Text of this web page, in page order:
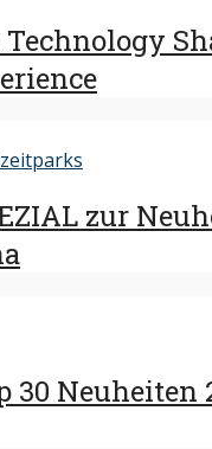
zur
30 Neuheiten